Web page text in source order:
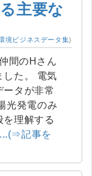
主要な
境ビジネスデータ集)
。 電気
ータが非常
光発電のみ
を理解する
...(⇒記事を